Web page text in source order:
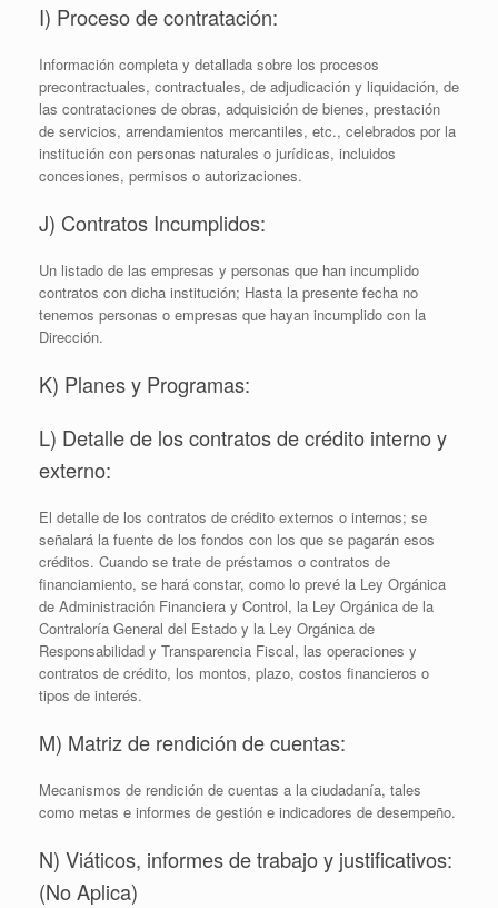
I) Proceso de contratación:
Información completa y detallada sobre los procesos
precontractuales, contractuales, de adjudicación y liquidación, de
las contrataciones de obras, adquisición de bienes, prestación
de servicios, arrendamientos mercantiles, etc., celebrados por la
institución con personas naturales o jurídicas, incluidos
concesiones, permisos o autorizaciones.
J) Contratos Incumplidos:
Un listado de las empresas y personas que han incumplido
contratos con dicha institución; Hasta la presente fecha no
tenemos personas o empresas que hayan incumplido con la
Dirección.
K) Planes y Programas:
L) Detalle de los contratos de crédito interno y
externo:
El detalle de los contratos de crédito externos o internos; se
señalará la fuente de los fondos con los que se pagarán esos
créditos. Cuando se trate de préstamos o contratos de
financiamiento, se hará constar, como lo prevé la Ley Orgánica
de Administración Financiera y Control, la Ley Orgánica de la
Contraloría General del Estado y la Ley Orgánica de
Responsabilidad y Transparencia Fiscal, las operaciones y
contratos de crédito, los montos, plazo, costos financieros o
tipos de interés.
M) Matriz de rendición de cuentas:
Mecanismos de rendición de cuentas a la ciudadanía, tales
como metas e informes de gestión e indicadores de desempeño.
N) Viáticos, informes de trabajo y justificativos:
(No Aplica)